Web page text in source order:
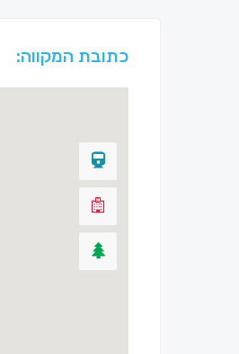
כתובת המקווה: